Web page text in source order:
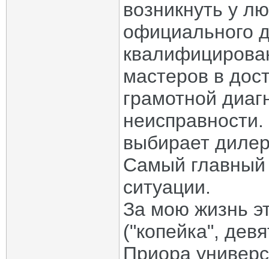
возникнуть у
официального
мастеров в
грамотной
выбирает
Самый главный
ситуации.
За мою жизнь
("копейка",
Приора